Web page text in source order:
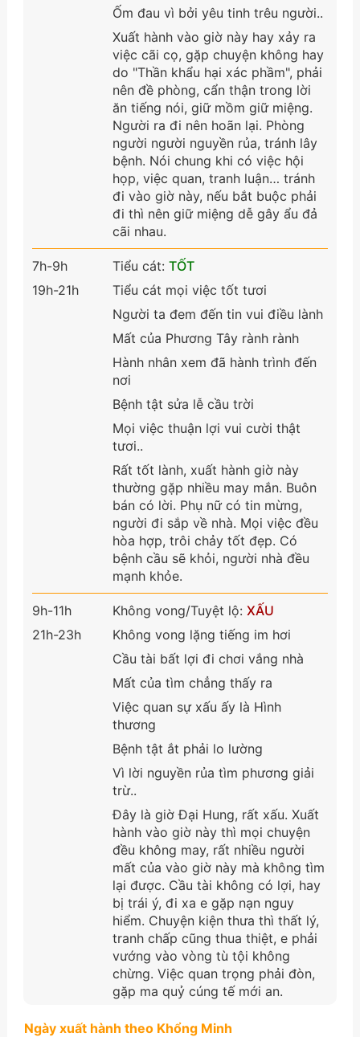
Ốm đau vì bởi yêu tinh trêu người..
Xuất hành vào giờ này hay xảy ra
việc cãi cọ, gặp chuyện không hay
do "Thần khẩu hại xác phầm", phải
nên đề phòng, cẩn thận trong lời
ăn tiếng nói, giữ mồm giữ miệng.
Người ra đi nên hoãn lại. Phòng
người người nguyền rủa, tránh lây
bệnh. Nói chung khi có việc hội
họp, việc quan, tranh luận… tránh
đi vào giờ này, nếu bắt buộc phải
đi thì nên giữ miệng dễ gây ẩu đả
cãi nhau.
7h-9h
19h-21h
Tiểu cát: TỐT
Tiểu cát mọi việc tốt tươi
Người ta đem đến tin vui điều lành
Mất của Phương Tây rành rành
Hành nhân xem đã hành trình đến
nơi
Bệnh tật sửa lễ cầu trời
Mọi việc thuận lợi vui cười thật
tươi..
Rất tốt lành, xuất hành giờ này
thường gặp nhiều may mắn. Buôn
bán có lời. Phụ nữ có tin mừng,
người đi sắp về nhà. Mọi việc đều
hòa hợp, trôi chảy tốt đẹp. Có
bệnh cầu sẽ khỏi, người nhà đều
mạnh khỏe.
9h-11h
21h-23h
Không vong/Tuyệt lộ: XẤU
Không vong lặng tiếng im hơi
Cầu tài bất lợi đi chơi vắng nhà
Mất của tìm chẳng thấy ra
Việc quan sự xấu ấy là Hình
thương
Bệnh tật ắt phải lo lường
Vì lời nguyền rủa tìm phương giải
trừ..
Đây là giờ Đại Hung, rất xấu. Xuất
hành vào giờ này thì mọi chuyện
đều không may, rất nhiều người
mất của vào giờ này mà không tìm
lại được. Cầu tài không có lợi, hay
bị trái ý, đi xa e gặp nạn nguy
hiểm. Chuyện kiện thưa thì thất lý,
tranh chấp cũng thua thiệt, e phải
vướng vào vòng tù tội không
chừng. Việc quan trọng phải đòn,
gặp ma quỷ cúng tế mới an.
Ngày xuất hành theo Khổng Minh